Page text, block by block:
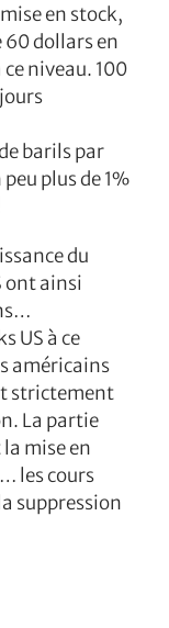
en stock,
60 dollars en
niveau. 100
barils par
plus de 1%
du
ont ainsi
US à ce
américains
strictement
La partie
mise en
les cours
suppression